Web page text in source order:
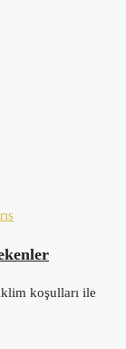
koşulları ile